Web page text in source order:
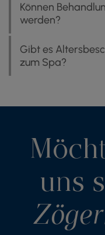
Können
werden?
Gibt es
zum Spa?
uns